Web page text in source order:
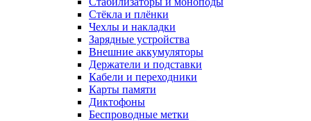
Стёкла и плёнки
Чехлы и накладки
Зарядные устройства
Внешние аккумуляторы
Держатели и подставки
Кабели и переходники
Карты памяти
Диктофоны
Беспроводные метки